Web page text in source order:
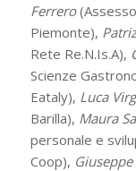
Ferrero
Piemonte),
Rete Re.N.Is.A),
Scienze
Eataly), Luca
Barilla), Maura
personale e
Coop),